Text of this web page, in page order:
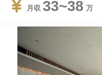
月収 33~38